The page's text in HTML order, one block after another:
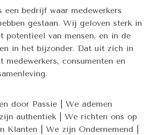
een bedrijf waar medewerkers
gestaan. Wij geloven sterk in
potentieel van mensen, en in de
in het bijzonder. Dat uit zich in
medewerkers, consumenten en
door Passie | We ademen
authentiek | We richten ons op
Klanten | We zijn Ondernemend |